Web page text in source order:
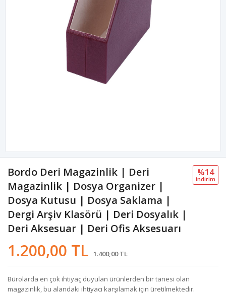
Bordo Deri Magazinlik | Deri
Magazinlik | Dosya Organizer |
Dosya Kutusu | Dosya Saklama |
Dergi Arşiv Klasörü | Deri Dosyalık |
Deri Aksesuar | Deri Ofis Aksesuarı
1.200,00 TL 1.400,00 TL
%14
i̇ndi̇ri̇m
Bürolarda en çok ihtiyaç duyulan ürünlerden bir tanesi olan
magazinlik, bu alandaki ihtiyacı karşılamak için üretilmektedir.